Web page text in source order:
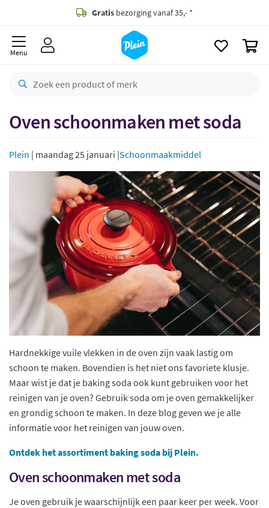
Gratis bezorging vanaf 35,- *
Bestelling uiterlijkmaandag
retourneren
CO2 neutraal
Menu
Oven schoonmaken met soda
Plein | maandag 25 januari |Schoonmaakmiddel
Hardnekkige vuile vlekken in de oven zijn vaak lastig om
schoon te maken. Bovendien is het niet ons favoriete klusje.
Maar wist je dat je baking soda ook kunt gebruiken voor het
reinigen van je oven? Gebruik soda om je oven gemakkelijker
en grondig schoon te maken. In deze blog geven we je alle
informatie voor het reinigen van jouw oven.
Ontdek het assortiment baking soda bij Plein.
Oven schoonmaken met soda
Je oven gebruik je waarschijnlijk een paar keer per week. Voor